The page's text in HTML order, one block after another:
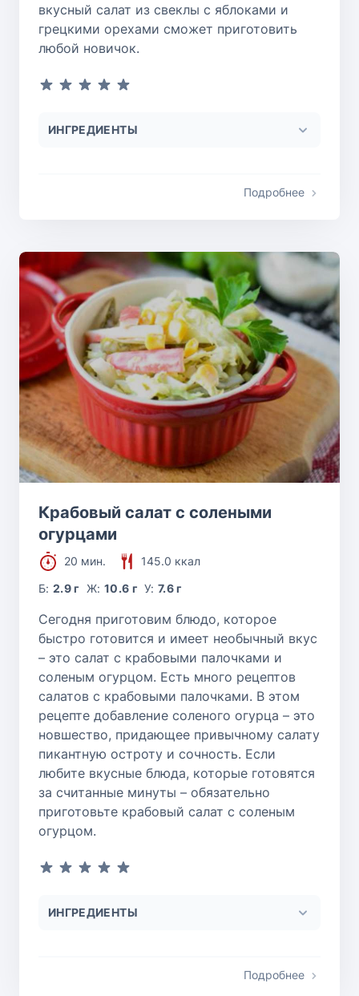
вкусный салат из свеклы с яблоками и
грецкими орехами сможет приготовить
любой новичок.
ИНГРЕДИЕНТЫ
Подробнее
Крабовый салат с солеными
огурцами
20 мин.
145.0 ккал
Б:2.9 г Ж: 10.6 г У:7.6 г
Сегодня приготовим блюдо, которое
быстро готовится и имеет необычный вкус
– это салат с крабовыми палочками и
соленым огурцом. Есть много рецептов
салатов с крабовыми палочками. В этом
рецепте добавление соленого огурца – это
новшество, придающее привычному салату
пикантную остроту и сочность. Если
любите вкусные блюда, которые готовятся
за считанные минуты – обязательно
приготовьте крабовый салат с соленым
огурцом.
ИНГРЕДИЕНТЫ
Подробнее